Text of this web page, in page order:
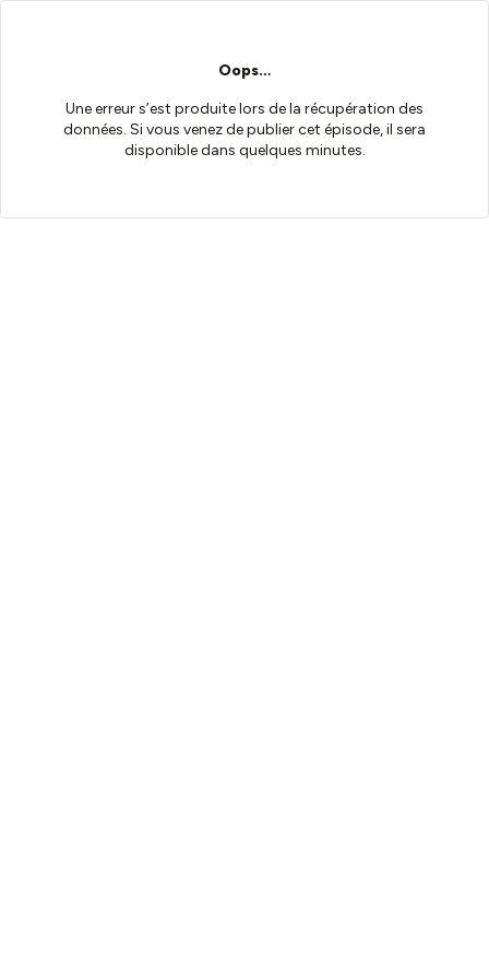
Oops…
Une erreur s’est produite lors de la récupération des
données. Si vous venez de publier cet épisode, il sera
disponible dans quelques minutes.